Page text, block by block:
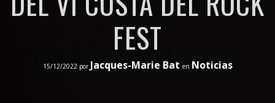
FEST
15/12/2022 por Jacques-Marie Bat en Noticias